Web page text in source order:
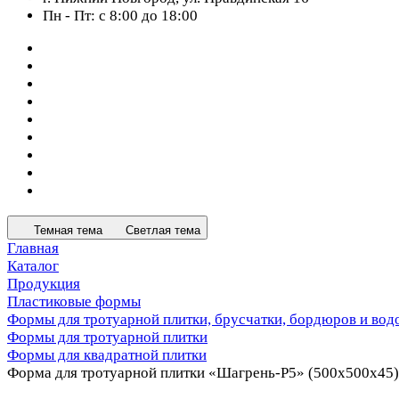
Пн - Пт: с 8:00 до 18:00
Темная тема Светлая тема
Главная
Каталог
Продукция
Пластиковые формы
Формы для тротуарной плитки, брусчатки, бордюров и
Формы для тротуарной плитки
Формы для квадратной плитки
Форма для тротуарной плитки «Шагрень-Р5» (500х500x45)